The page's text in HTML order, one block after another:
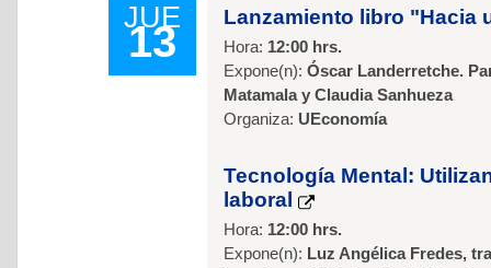
JUE
13
Lanzamiento libro "Hacia
Hora: 12:00 hrs.
Expone(n): Óscar Landerretche.
Matamala y Claudia Sanhueza
Organiza: UEconomía
Tecnología Mental:
laboral
Hora: 12:00 hrs.
Expone(n): Luz Angélica Fredes,